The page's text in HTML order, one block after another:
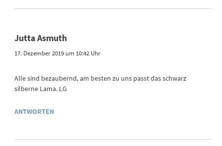
Jutta Asmuth
17. Dezember 2019 um 10:42 Uhr
Alle sind bezaubernd, am besten zu uns passt das schwarz
silberne Lama. LG
ANTWORTEN